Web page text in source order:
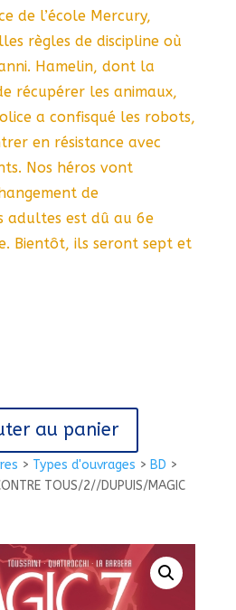
> Types d'ouvrages > BD >
TOUS/2//DUPUIS/MAGIC
de l’école Mercury,
règles de discipline où
Hamelin, dont la
récupérer les animaux,
a confisqué les robots,
en résistance avec
Nos héros vont
de
adultes est dû au 6e
Bientôt, ils seront sept et
au panier